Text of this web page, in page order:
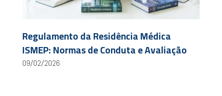
Regulamento da Residência Médica
ISMEP: Normas de Conduta e Avaliação
09/02/2026